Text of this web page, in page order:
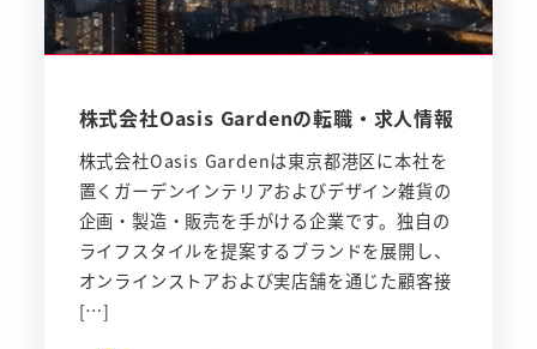
株式会社Oasis Gardenの転職・求人情報
株式会社Oasis Gardenは東京都港区に本社を
置くガーデンインテリアおよびデザイン雑貨の
企画・製造・販売を手がける企業です。独自の
ライフスタイルを提案するブランドを展開し、
オンラインストアおよび実店舗を通じた顧客接
[…]